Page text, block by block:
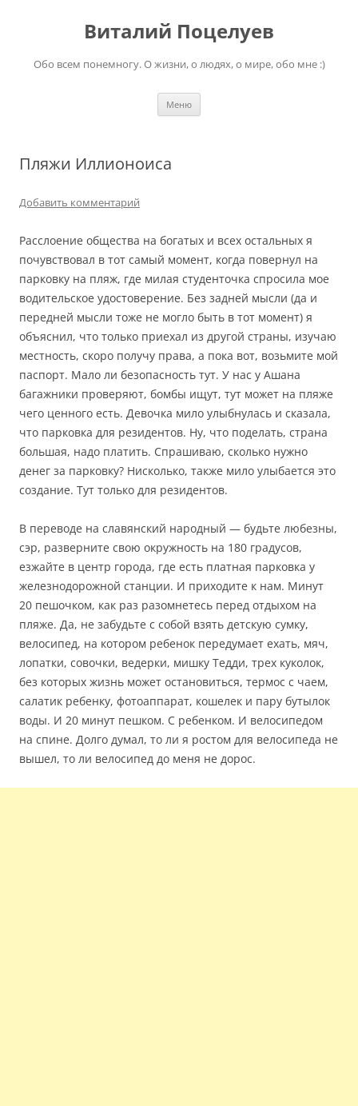
содержимомуВиталий Поцелуев
Обо всем понемногу. О жизни, о людях, о мире, обо мне :)
Меню
Пляжи Иллионоиса
Добавить комментарий
Расслоение общества на богатых и всех остальных я
почувствовал в тот самый момент, когда повернул на
парковку на пляж, где милая студенточка спросила мое
водительское удостоверение. Без задней мысли (да и
передней мысли тоже не могло быть в тот момент) я
объяснил, что только приехал из другой страны, изучаю
местность, скоро получу права, а пока вот, возьмите мой
паспорт. Мало ли безопасность тут. У нас у Ашана
багажники проверяют, бомбы ищут, тут может на пляже
чего ценного есть. Девочка мило улыбнулась и сказала,
что парковка для резидентов. Ну, что поделать, страна
большая, надо платить. Спрашиваю, сколько нужно
денег за парковку? Нисколько, также мило улыбается это
создание. Тут только для резидентов.
В переводе на славянский народный — будьте любезны,
сэр, разверните свою окружность на 180 градусов,
езжайте в центр города, где есть платная парковка у
железнодорожной станции. И приходите к нам. Минут
20 пешочком, как раз разомнетесь перед отдыхом на
пляже. Да, не забудьте с собой взять детскую сумку,
велосипед, на котором ребенок передумает ехать, мяч,
лопатки, совочки, ведерки, мишку Тедди, трех куколок,
без которых жизнь может остановиться, термос с чаем,
салатик ребенку, фотоаппарат, кошелек и пару бутылок
воды. И 20 минут пешком. С ребенком. И велосипедом
на спине. Долго думал, то ли я ростом для велосипеда не
вышел, то ли велосипед до меня не дорос.